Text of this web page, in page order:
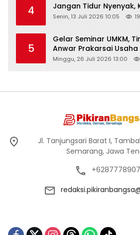
4 Jangan Tidur Nyenyak,
Senin, 13 Juli 2026 10:05
5
Gelar Seminar UMKM,
Anwar Prakarsai
di Logung
Minggu, 26 Juli 2026 13:00
Jl. Tanjungsari Barat I,
Semarang, Jawa